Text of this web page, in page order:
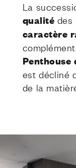
La
qualité des
caractère
Penthouse
est décliné
de la